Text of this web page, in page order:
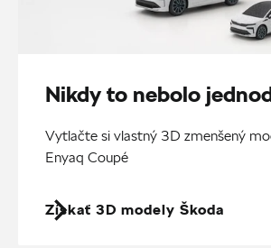
Nikdy to nebolo
Vytlačte si vlastný 3D zmenšený
Enyaq Coupé
Získať 3D modely Škoda